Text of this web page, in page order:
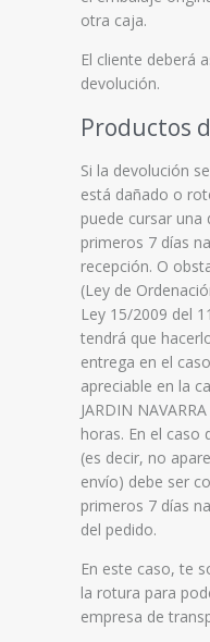
otra caja.
El cliente deberá
devolución.
Productos
Si la devolución
está dañado o
puede cursar
primeros 7 días
recepción. O
(Ley de
Ley 15/2009 del
tendrá que
entrega en el
apreciable en la
JARDIN
horas. En el caso
(es decir, no
envío) debe ser
primeros 7 días
del pedido.
En este caso, te
la rotura para
empresa de